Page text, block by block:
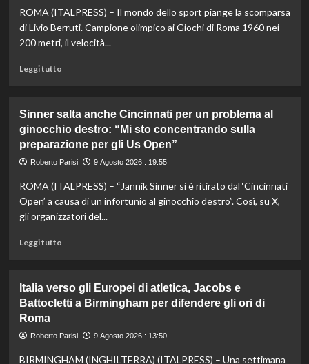
ROMA (ITALPRESS) – Il mondo dello sport piange la scomparsa
di Livio Berruti. Campione olimpico ai Giochi di Roma 1960 nei
200 metri, il velocità...
Leggi tuttoLeggi
Addio
a
Livio
Berruti,
olimpico
dei
Sinner salta anche Cincinnati per un problema al
ginocchio destro: “Mi sto concentrando sulla
preparazione per gli Us Open”
Roberto Parisi 9 Agosto 2026 : 19:55
ROMA (ITALPRESS) – “Jannik Sinner si è ritirato dal ‘Cincinnati
Open’ a causa di un infortunio al ginocchio destro”. Così, su X,
gli organizzatori del...
Leggi tuttoLeggi
Sinner
salta
Cincinnati
un
Italia verso gli Europei di atletica, Jacobs e
Battocletti a Birmingham per difendere gli ori di
Roma
Roberto Parisi 9 Agosto 2026 : 13:50
BIRMINGHAM (INGHILTERRA) (ITALPRESS) – Una settimana